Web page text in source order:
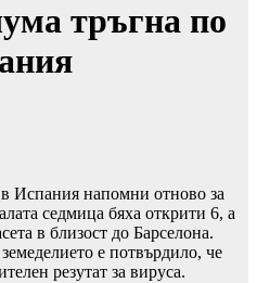
тръгна по
Испания напомни отново за
седмица бяха открити 6, а
в близост до Барселона.
е потвърдило, че
резутат за вируса.